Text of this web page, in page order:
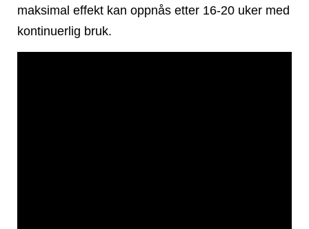
maksimal effekt kan oppnås etter 16-20 uker med
kontinuerlig bruk.